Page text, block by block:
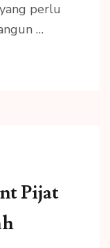
perlu
…
Pijat